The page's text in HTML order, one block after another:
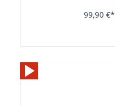
99,90 €*